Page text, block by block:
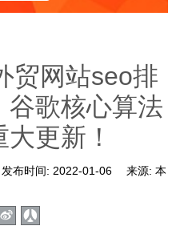
贸网站seo排
谷歌核心算法
更新！
发布时间: 2022-01-06 来源: 本